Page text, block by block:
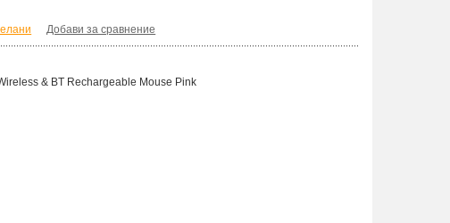
Добави за сравнение
& BT Rechargeable Mouse Pink